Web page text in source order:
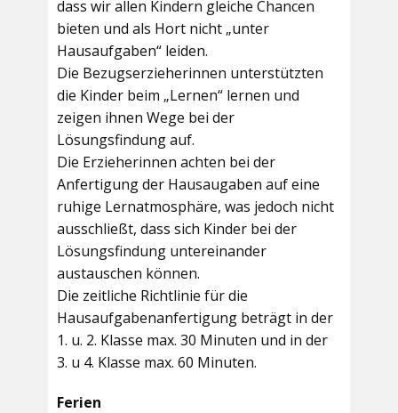
dass wir allen Kindern gleiche Chancen
bieten und als Hort nicht „unter
Hausaufgaben“ leiden.
Die Bezugserzieherinnen unterstützten
die Kinder beim „Lernen“ lernen und
zeigen ihnen Wege bei der
Lösungsfindung auf.
Die Erzieherinnen achten bei der
Anfertigung der Hausaugaben auf eine
ruhige Lernatmosphäre, was jedoch nicht
ausschließt, dass sich Kinder bei der
Lösungsfindung untereinander
austauschen können.
Die zeitliche Richtlinie für die
Hausaufgabenanfertigung beträgt in der
1. u. 2. Klasse max. 30 Minuten und in der
3. u 4. Klasse max. 60 Minuten.
Ferien